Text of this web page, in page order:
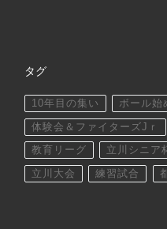
タグ
10年目の集い ボール始
体験会＆ファイターズJｒ
教育リーグ 立川シニア
立川大会 練習試合